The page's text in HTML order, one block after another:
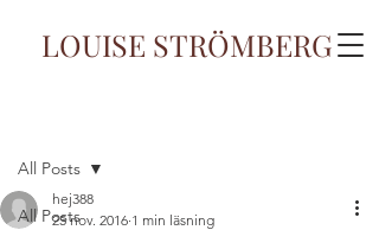
LOUISE STRÖMBERG
All Posts
All Posts
hej388
25 nov. 2016 1 min läsning